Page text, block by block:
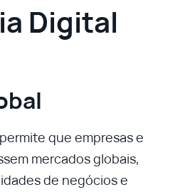
Digital
que empresas e
mercados globais,
de negócios e